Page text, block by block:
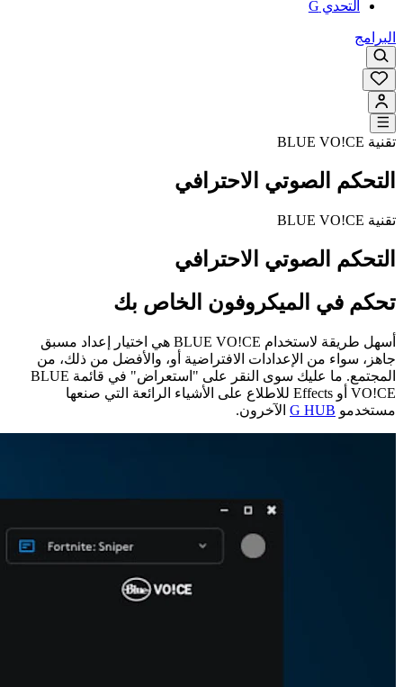
التحدي G
البرامج
تقنية BLUE VO!CE
التحكم الصوتي الاحترافي
تقنية BLUE VO!CE
التحكم الصوتي الاحترافي
تحكم في الميكروفون الخاص بك
أسهل طريقة لاستخدام BLUE VO!CE هي اختيار إعداد مسبق
جاهز، سواء من الإعدادات الافتراضية أو، والأفضل من ذلك، من
المجتمع. ما عليك سوى النقر على "استعراض" في قائمة BLUE
VO!CE أو Effects للاطلاع على الأشياء الرائعة التي صنعها
مستخدمو G HUB الآخرون.